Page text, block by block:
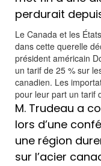
perdurait
Le Canada et les
dans cette querelle
président américain
un tarif de 25 % sur
canadien. Les
pour leur part un tarif
M. Trudeau a
lors d’une
une région
sur l’acier